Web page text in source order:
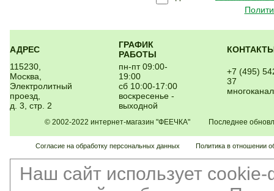
АДРЕС
ГРАФИК
РАБОТЫ
115230,
Москва,
Электролитный
проезд,
д. 3, стр. 2
пн-пт 09:00-
19:00
сб 10:00-17:00
воскресенье -
выходной
+7 (495)
37
© 2002-2022 интернет-магазин "ФЕЕЧКА" Последнее
Согласие на обработку персональных данных Политика в отношении
Наш сайт использует